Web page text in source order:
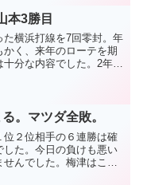
ロールも...
本3勝目
た横浜打線を7回零封。年
かく、来年のローテを期
十分な内容でした。2年目
越えて...
。マツダ全敗。
位２位相手の６連勝は確
した。今日の負けも悪い
んでした。梅津はここ